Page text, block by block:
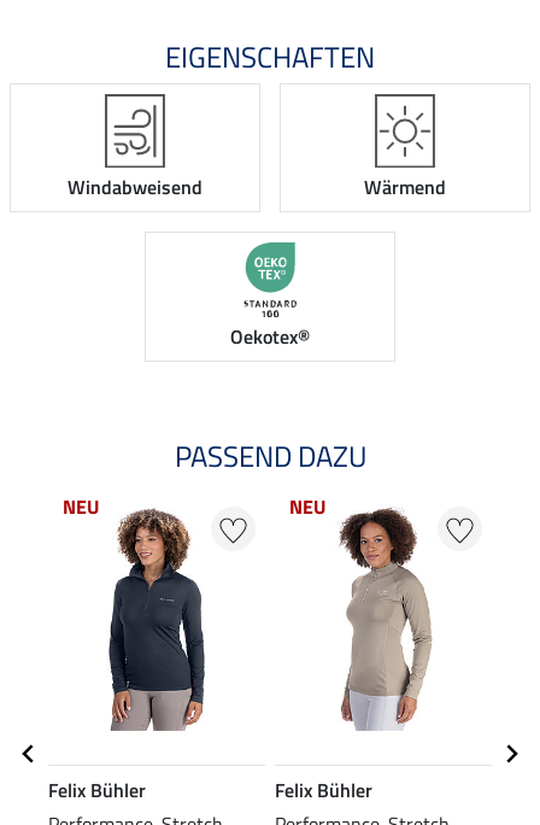
EIGENSCHAFTEN
Windabweisend Wärmend
Oekotex®
PASSEND DAZU
NEU
Felix Bühler
NEU
Felix Bühler